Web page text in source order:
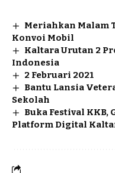
Meriahkan Malam
Konvoi Mobil
Kaltara Urutan 2
Indonesia
2 Februari 2021
Bantu Lansia
Sekolah
Buka Festival
Platform Digital